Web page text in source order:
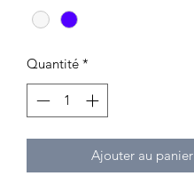
Quantité *
Ajouter au panier